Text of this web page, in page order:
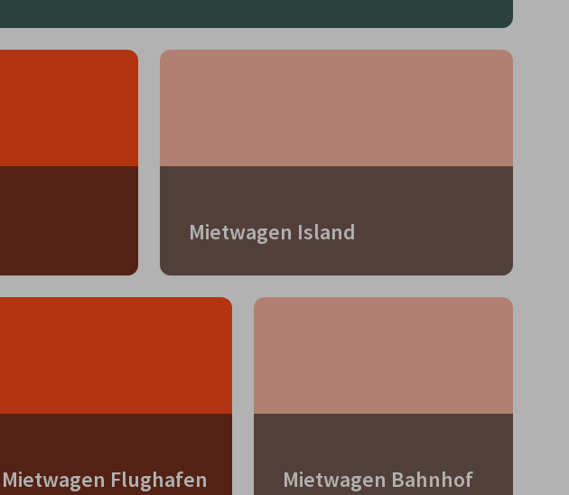
Mietwagen Island
Mietwagen Flughafen Mietwagen Bahnhof